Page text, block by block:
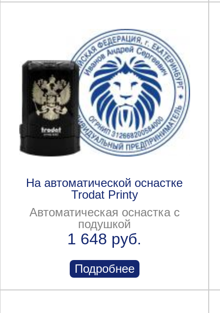
На автоматической оснастке
Trodat Printy
Автоматическая оснастка с
подушкой
1 648 руб.
Подробнее